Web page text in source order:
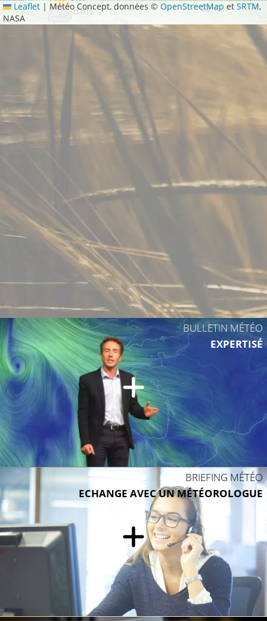
19°C
20°C
22°C
19°C
19°C
Leaflet | Météo Concept, données ©OpenStreetMap etSRTM,
NASA
BULLETIN MÉTÉO
EXPERTISÉ
BRIEFING MÉTÉO
ECHANGE AVEC UN MÉTÉOROLOGUE